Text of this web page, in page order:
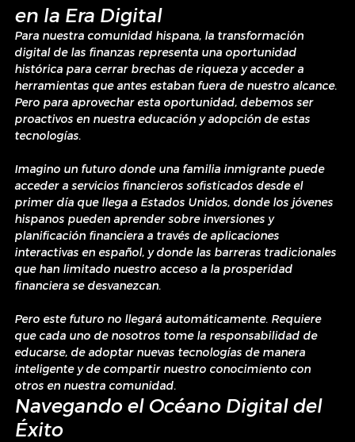
en la Era Digital
Para nuestra comunidad hispana, la transformación
digital de las finanzas representa una oportunidad
histórica para cerrar brechas de riqueza y acceder a
herramientas que antes estaban fuera de nuestro alcance.
Pero para aprovechar esta oportunidad, debemos ser
proactivos en nuestra educación y adopción de estas
tecnologías.
Imagino un futuro donde una familia inmigrante puede
acceder a servicios financieros sofisticados desde el
primer día que llega a Estados Unidos, donde los jóvenes
hispanos pueden aprender sobre inversiones y
planificación financiera a través de aplicaciones
interactivas en español, y donde las barreras tradicionales
que han limitado nuestro acceso a la prosperidad
financiera se desvanezcan.
Pero este futuro no llegará automáticamente. Requiere
que cada uno de nosotros tome la responsabilidad de
educarse, de adoptar nuevas tecnologías de manera
inteligente y de compartir nuestro conocimiento con
otros en nuestra comunidad.
Navegando el Océano Digital del
Éxito